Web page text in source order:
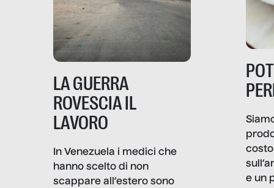
LA GUERRA
ROVESCIA IL
LAVORO
In Venezuela i medici che
hanno scelto di non
scappare all’estero sono
e un